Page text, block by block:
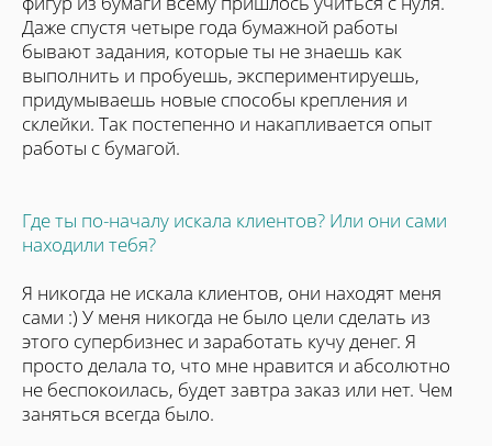
Даже спустя четыре года бумажной работы
бывают задания, которые ты не знаешь как
выполнить и пробуешь, экспериментируешь,
придумываешь новые способы крепления и
склейки. Так постепенно и накапливается опыт
работы с бумагой.
Где ты по-началу искала клиентов? Или они сами
находили тебя?
Я никогда не искала клиентов, они находят меня
сами :) У меня никогда не было цели сделать из
этого супербизнес и заработать кучу денег. Я
просто делала то, что мне нравится и абсолютно
не беспокоилась, будет завтра заказ или нет. Чем
заняться всегда было.